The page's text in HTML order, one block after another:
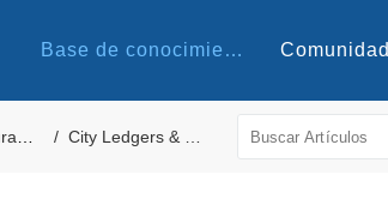
Base de conocimientos Comunidad
City Ledgers & Travel Agents Forms